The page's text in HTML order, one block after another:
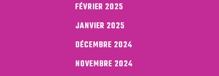
FÉVRIER 2025
JANVIER 2025
DÉCEMBRE 2024
NOVEMBRE 2024